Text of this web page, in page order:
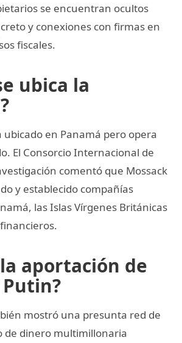
se encuentran ocultos
y conexiones con firmas en
fiscales.
ubica la
ubicado en Panamá pero opera
El Consorcio Internacional de
comentó que Mossack
y establecido compañías
las Islas Vírgenes Británicas
aportación de
mostró una presunta red de
de dinero multimillonaria